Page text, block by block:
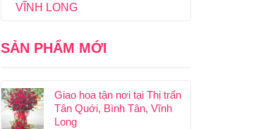
VĨNH LONG
SẢN PHẨM MỚI
Giao hoa tận nơi tại Thị trấn
Tân Quới, Bình Tân, Vĩnh
Long